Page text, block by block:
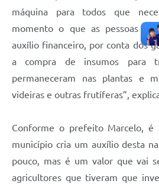
máquina para todos que
momento o que as pessoas
auxílio financeiro, por conta dos
a compra de insumos para
permaneceram nas plantas e
videiras e outras frutíferas”,
Conforme o prefeito Marcelo,
município cria um auxílio desta
pouco, mas é um valor que vai
agricultores que tiveram que